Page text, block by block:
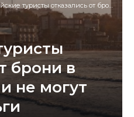
отказались от брони в отеле Анапы и не могут вернуть деньги
брони в
не могут